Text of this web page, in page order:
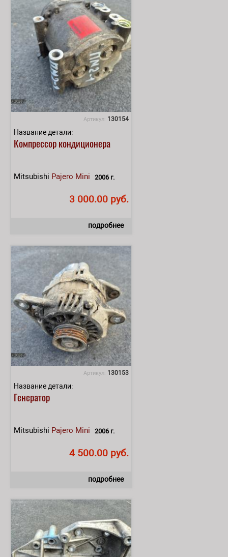
Артикул: 130154
Название детали:
Компрессор кондиционера
Mitsubishi Pajero Mini 2006 г.
3 000.00 руб.
подробнее
Артикул: 130153
Название детали:
Генератор
Mitsubishi Pajero Mini 2006 г.
4 500.00 руб.
подробнее